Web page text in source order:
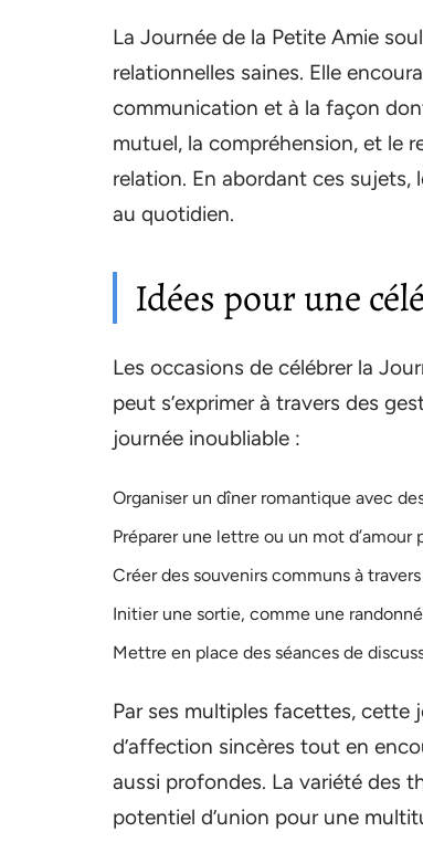
La Journée de la Petite Amie
relationnelles saines. Elle
communication et à la façon
mutuel, la compréhension, et le
relation. En abordant ces
au quotidien.
Idées pour une
Les occasions de célébrer la
peut s’exprimer à travers des
journée inoubliable :
Organiser un dîner romantique avec
Préparer une lettre ou un mot d’amour
Créer des souvenirs communs à
Initier une sortie, comme une
Mettre en place des séances de
Par ses multiples facettes, cette
d’affection sincères tout en
aussi profondes. La variété des
potentiel d’union pour une